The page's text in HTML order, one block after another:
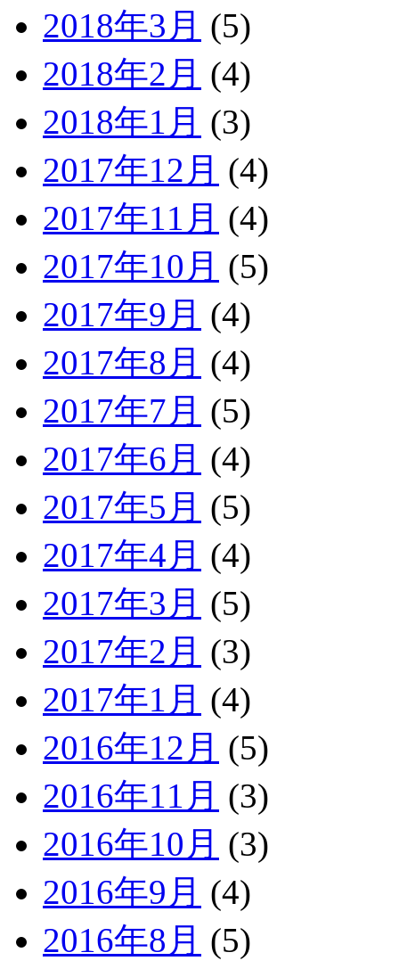
2018年3月 (5)
2018年2月 (4)
2018年1月 (3)
2017年12月 (4)
2017年11月 (4)
2017年10月 (5)
2017年9月 (4)
2017年8月 (4)
2017年7月 (5)
2017年6月 (4)
2017年5月 (5)
2017年4月 (4)
2017年3月 (5)
2017年2月 (3)
2017年1月 (4)
2016年12月 (5)
2016年11月 (3)
2016年10月 (3)
2016年9月 (4)
2016年8月 (5)